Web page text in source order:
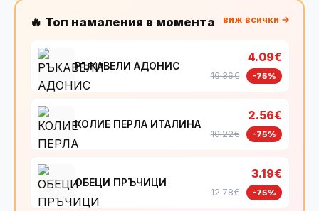
🔥 Топ намаления в момента виж всички →
РЪКАВЕЛИ АДОНИС
4.09€
16.36€ -75%
КОЛИЕ ПЕРЛА ИТАЛИНА
2.56€
10.22€ -75%
ОБЕЦИ ПРЪЧИЦИ
3.19€
12.78€ -75%